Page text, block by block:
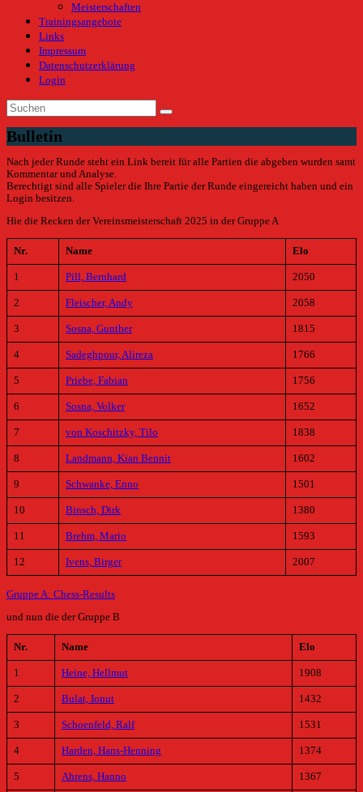
Meisterschaften
Trainingsangebote
Links
Impressum
Datenschutzerklärung
Login
Bulletin
Nach jeder Runde steht ein Link bereit für alle Partien die abgeben wurden samt
Kommentar und Analyse.
Berechtigt sind alle Spieler die Ihre Partie der Runde eingereicht haben und ein
Login besitzen.
Hie die Recken der Vereinsmeisterschaft 2025 in der Gruppe A
Nr. Name Elo
1 Pill, Bernhard 2050
2 Fleischer, Andy 2058
3 Sosna, Gunther 1815
4 Sadeghpour, Alireza 1766
5 Priebe, Fabian 1756
6 Sosna, Volker 1652
7 von Koschitzky, Tilo 1838
8 Landmann, Kian Bennit 1602
9 Schwanke, Enno 1501
10 Binsch, Dirk 1380
11 Brehm, Mario 1593
12 Ivens, Birger 2007
Gruppe A: Chess-Results
und nun die der Gruppe B
Nr. Name Elo
1 Heine, Hellmut 1908
2 Bulat, Ionut 1432
3 Schoenfeld, Ralf 1531
4 Harden, Hans-Henning 1374
5 Ahrens, Hanno 1367